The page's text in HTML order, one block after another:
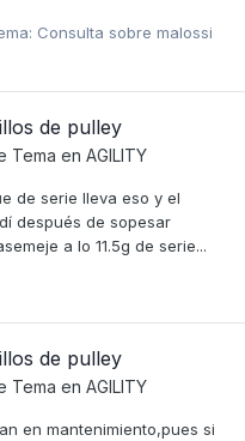
Consulta sobre malossi
de pulley
Tema en AGILITY
de serie lleva eso y el
después de sopesar
a lo 11.5g de serie...
de pulley
Tema en AGILITY
en mantenimiento,pues si